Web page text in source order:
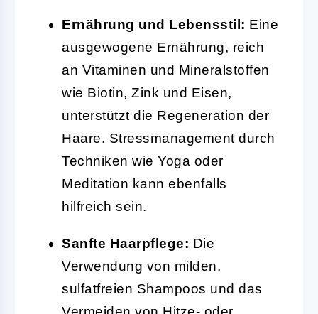
Ernährung und Lebensstil: Eine
ausgewogene Ernährung, reich
an Vitaminen und Mineralstoffen
wie Biotin, Zink und Eisen,
unterstützt die Regeneration der
Haare. Stressmanagement durch
Techniken wie Yoga oder
Meditation kann ebenfalls
hilfreich sein.
Sanfte Haarpflege: Die
Verwendung von milden,
sulfatfreien Shampoos und das